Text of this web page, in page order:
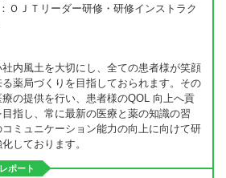
ＯＪＴリーダー研修・研修インストラク
内風土を大切にし、全ての患者様が笑顔
薬局づくりを目指しておられます。その
の提供を行い、患者様のQOL 向上へ貢
指し、常に最新の医療と薬の知識の習
ミュニケーション能力の向上に向けて研
しております。
ポート